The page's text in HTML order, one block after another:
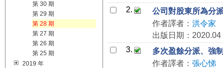
第 30 期
第 29 期
第 28 期
第 27 期
第 26 期
第 25 期
2019 年
2.
公司對股東所為分
作者譯者： 洪令家
出版日期：2020.04
3.
多次盈餘分派、強
作者譯者： 張心悌